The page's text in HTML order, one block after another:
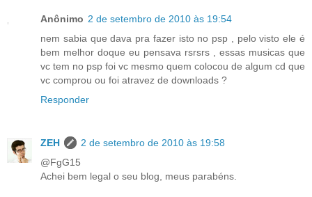
Anônimo 2 de setembro de 2010 às 19:54
nem sabia que dava pra fazer isto no psp , pelo visto ele é
bem melhor doque eu pensava rsrsrs , essas musicas que
vc tem no psp foi vc mesmo quem colocou de algum cd que
vc comprou ou foi atravez de downloads ?
Responder
ZEH
2 de setembro de 2010 às 19:58
@FgG15
Achei bem legal o seu blog, meus parabéns.